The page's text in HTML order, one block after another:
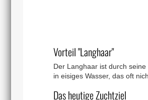
Vorteil "Langhaar"
Der Langhaar ist durch
in eisiges Wasser, das oft
Das heutige Zuchtziel